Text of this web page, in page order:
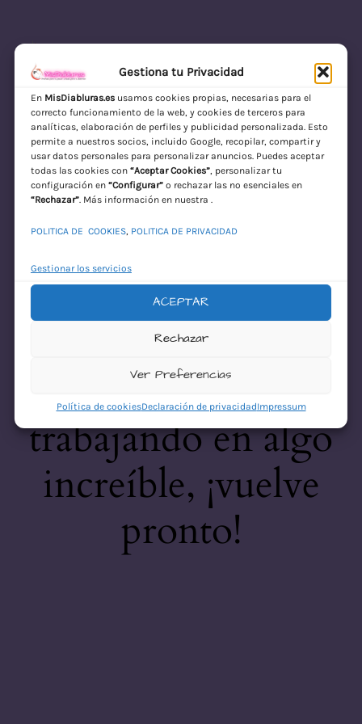
Gestiona tu Privacidad
En MisDiabluras.esusamos cookies propias, necesarias para el
correcto funcionamiento de la web, y cookies de terceros para
analíticas, elaboración de perfiles y publicidad personalizada. Esto
permite a nuestros socios, incluido Google, recopilar, compartir y
usar datos personales para personalizar anuncios. Puedes aceptar
todas las cookies con “Aceptar Cookies”, personalizar tu
configuración en “Configurar”o rechazar las no esenciales en
“Rechazar”. Más información en nuestra .
POLITICA DE COOKIES, POLITICA DE PRIVACIDAD
Gestionar los servicios
ACEPTAR
Rechazar
Ver Preferencias
Política de cookiesDeclaración de privacidadImpressum
MisDiabluras | Sexshop Online con Envío
Discreto en España
Acceder
¡Disculpa este
desastre! Estamos
trabajando en algo
increíble, ¡vuelve
pronto!